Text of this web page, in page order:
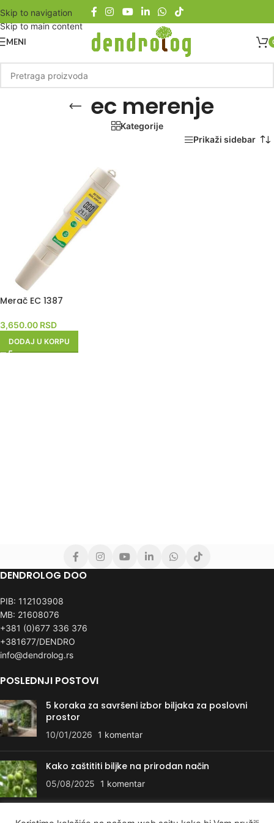
Skip to navigation
Skip to main content
MENI
ec merenje
Kategorije
Prikaži sidebar
Merač EC 1387
3,650.00 RSD
DODAJ U KORPU
DENDROLOG DOO
PIB: 112103908
MB: 21608076
+381 (0)677 336 376
+381677/DENDRO
info@dendrolog.rs
POSLEDNJI POSTOVI
5 koraka za savršeni izbor biljaka za poslovni
prostor
10/01/2026 1 komentar
Kako zaštititi biljke na prirodan način
05/08/2025 1 komentar
KORISNI LINKOVI